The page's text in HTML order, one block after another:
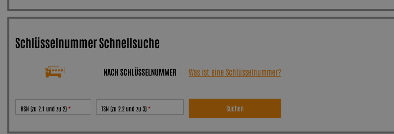
Schlüsselnummer Schnellsuche
NACH SCHLÜSSELNUMMER Was ist eine Schlüsselnummer?
HSN (zu 2.1 und zu 2) TSN (zu 2.2 und zu 3) Suchen